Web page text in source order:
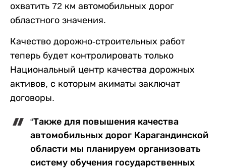
охватить 72 км автомобильных дорог
областного значения.
Качество дорожно-строительных работ
теперь будет контролировать только
Национальный центр качества дорожных
активов, с которым акиматы заключат
договоры.
“Также для повышения качества
автомобильных дорог Карагандинской
области мы планируем организовать
систему обучения государственных